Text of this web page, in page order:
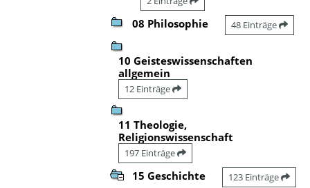
08 Philosophie 48 Einträge
10 Geisteswissenschaften
allgemein
12 Einträge
11 Theologie,
Religionswissenschaft
197 Einträge
15 Geschichte 123 Einträge